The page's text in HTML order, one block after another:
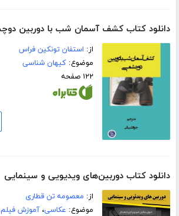
دانلود کتاب کشف آسمان شب با دوربین
از: استفان تونکین فراس
موضوع:کیهان شناسی
۱۲۲ صفحه
دانلود کتاب دوربین‌های ویدیویی و سینمایی
از: معصومه تن قطاری
موضوع: عکاسی،آموزش فیلم